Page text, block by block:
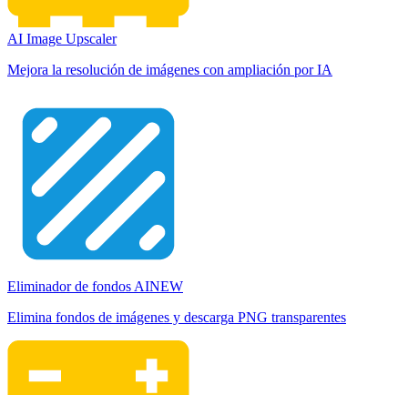
AI Image Upscaler
Mejora la resolución de imágenes con ampliación por IA
Eliminador de fondos AINEW
Elimina fondos de imágenes y descarga PNG transparentes